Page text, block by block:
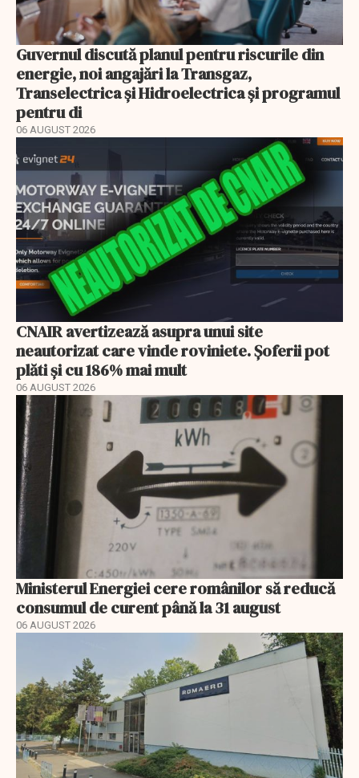
Guvernul discută planul pentru riscurile din
energie, noi angajări la Transgaz,
Transelectrica și Hidroelectrica și programul
pentru di
06 AUGUST 2026
CNAIR avertizează asupra unui site
neautorizat care vinde roviniete. Șoferii pot
plăti și cu 186% mai mult
06 AUGUST 2026
Ministerul Energiei cere românilor să reducă
consumul de curent până la 31 august
06 AUGUST 2026